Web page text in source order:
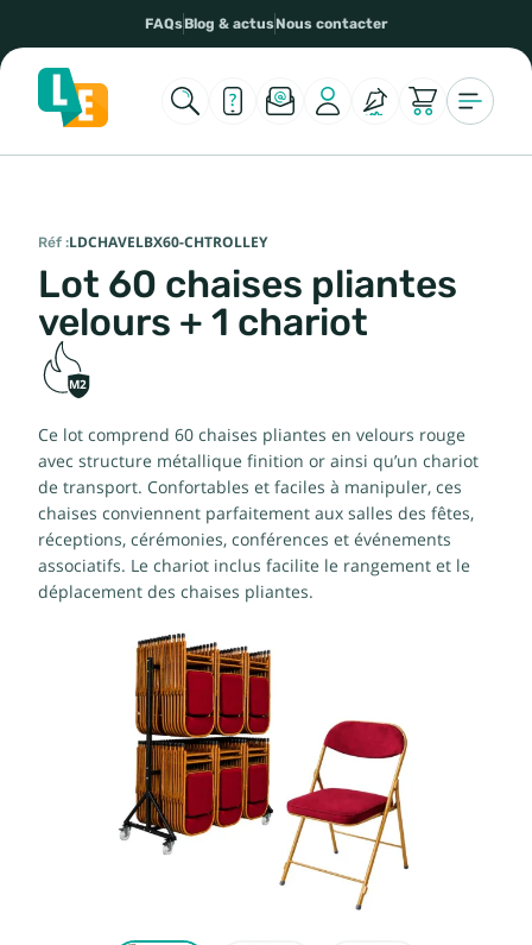
FAQsBlog & actusNous contacter
Réf :LDCHAVELBX60-CHTROLLEY
Lot 60 chaises pliantes
velours + 1 chariot
M2
Ce lot comprend 60 chaises pliantes en velours rouge
avec structure métallique finition or ainsi qu’un chariot
de transport. Confortables et faciles à manipuler, ces
chaises conviennent parfaitement aux salles des fêtes,
réceptions, cérémonies, conférences et événements
associatifs. Le chariot inclus facilite le rangement et le
déplacement des chaises pliantes.